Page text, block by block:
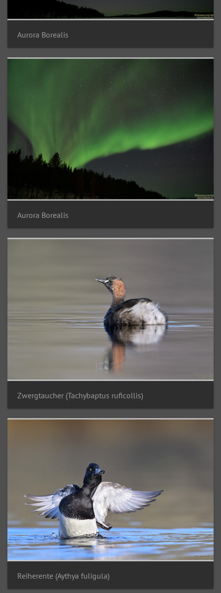
Aurora Borealis
Aurora Borealis
Zwergtaucher (Tachybaptus ruficollis)
Reiherente (Aythya fuligula)